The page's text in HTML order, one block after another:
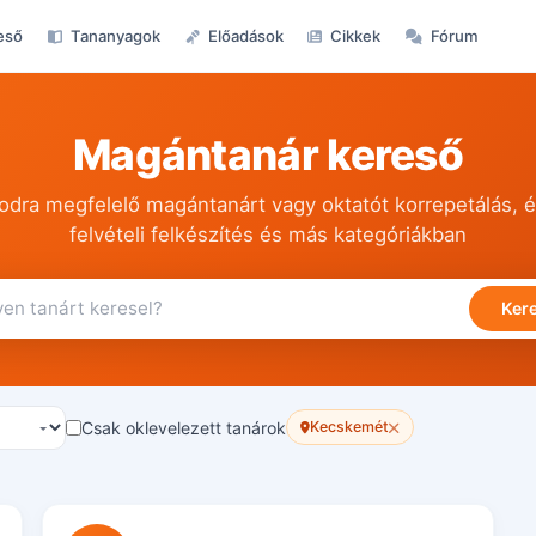
Tananyagok Előadások Cikkek Fórum
Magántanár kereső
megfelelő magántanárt vagy oktatót korrepetálás,
felvételi felkészítés és más kategóriákban
Csak oklevelezett tanárok Kecskemét